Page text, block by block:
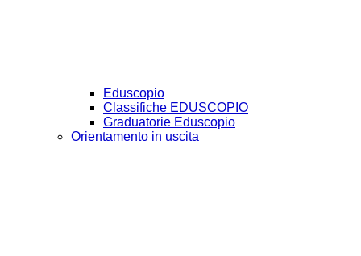
Eduscopio
Classifiche EDUSCOPIO
Graduatorie Eduscopio
Orientamento in uscita